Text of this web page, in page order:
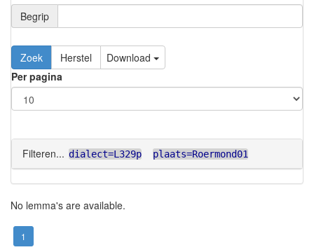
Begrip
Zoek Herstel
Download
Per pagina
Filteren... dialect=L329p plaats=Roermond01
No lemma's are available.
1